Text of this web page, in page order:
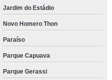
Jardim do Estádio
Novo Homero Thon
Paraíso
Parque Capuava
Parque Gerassi